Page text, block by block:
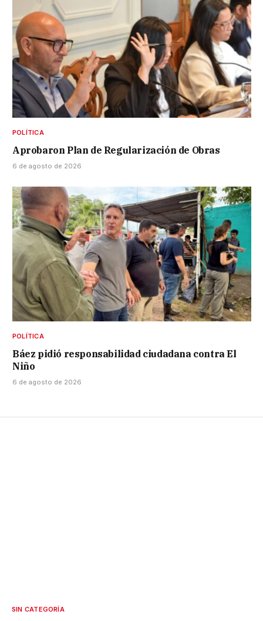
POLÍTICA
Aprobaron Plan de Regularización de Obras
6 de agosto de 2026
POLÍTICA
Báez pidió responsabilidad ciudadana contra El
Niño
6 de agosto de 2026
SIN CATEGORÍA